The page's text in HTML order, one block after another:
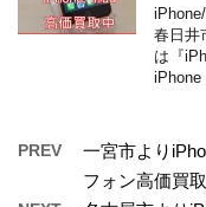
春日井
は『
iPhone
PREV
一宮市より
フォン高価買